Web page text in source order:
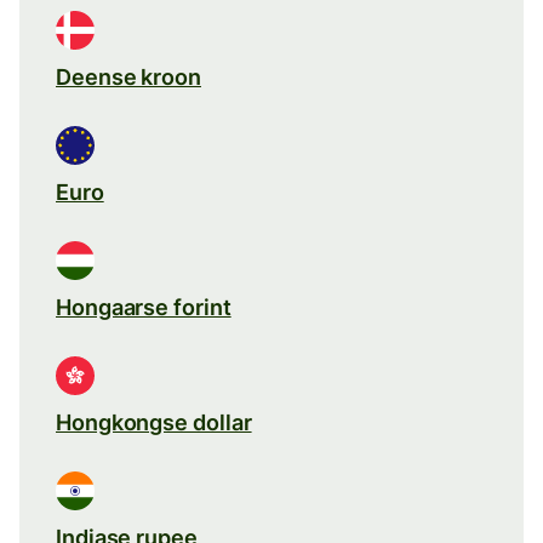
Deense kroon
Euro
Hongaarse forint
Hongkongse dollar
Indiase rupee